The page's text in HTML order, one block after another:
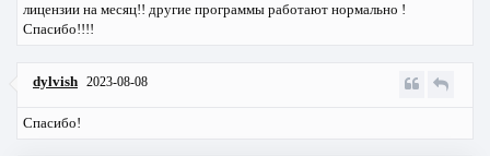
лицензии на месяц!! другие программы работают нормально !
Спасибо!!!!
dylvish 2023-08-08
Спасибо!